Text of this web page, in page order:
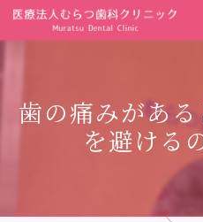
歯の痛みがあ
を避ける